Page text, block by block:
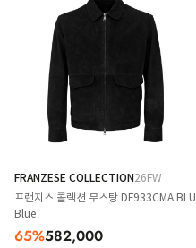
FRANZESE COLLECTION26FW
프랜지스 콜렉션 무스탕 DF933CMA BLU
Blue
65%582,000